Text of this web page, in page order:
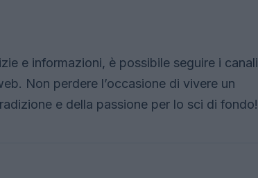
e informazioni, è possibile seguire i canali
Non perdere l’occasione di vivere un
e della passione per lo sci di fondo!